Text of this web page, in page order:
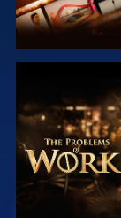
ESPLORA LE
SERIE